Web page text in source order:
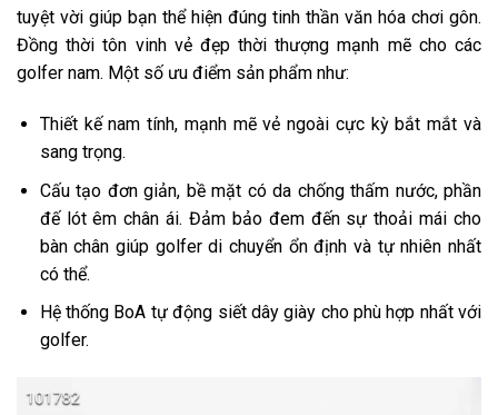
tuyệt vời giúp bạn thể hiện đúng tinh thần văn hóa chơi gôn.
Đồng thời tôn vinh vẻ đẹp thời thượng mạnh mẽ cho các
golfer nam. Một số ưu điểm sản phẩm như:
Thiết kế nam tính, mạnh mẽ vẻ ngoài cực kỳ bắt mắt và
sang trọng.
Cấu tạo đơn giản, bề mặt có da chống thấm nước, phần
đế lót êm chân ái. Đảm bảo đem đến sự thoải mái cho
bàn chân giúp golfer di chuyển ổn định và tự nhiên nhất
có thể.
Hệ thống BoA tự động siết dây giày cho phù hợp nhất với
golfer.